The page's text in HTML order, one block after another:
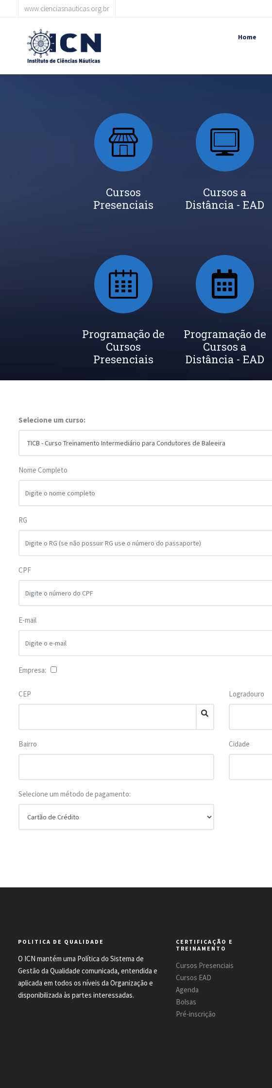
www.cienciasnauticas.org.br
Home
Cursos
Presenciais
Cursos a
Distância - EAD
Programação de
Cursos
Presenciais
Programação de
Cursos a
Distância - EAD
Selecione um curso:
Nome Completo
RG
CPF
E-mail
Empresa:
CEP Logradouro
Bairro Cidade
Selecione um método de pagamento:
POLITICA DE QUALIDADE
O ICN mantém uma Política do Sistema de
Gestão da Qualidade comunicada, entendida e
aplicada em todos os níveis da Organização e
disponibilizada às partes interessadas.
CERTIFICAÇÃO E
TREINAMENTO
Cursos Presenciais
Cursos EAD
Agenda
Bolsas
Pré-inscrição